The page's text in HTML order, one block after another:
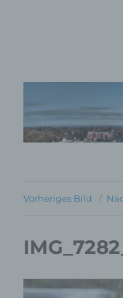
MP Mario
Training
Vorheriges Bild